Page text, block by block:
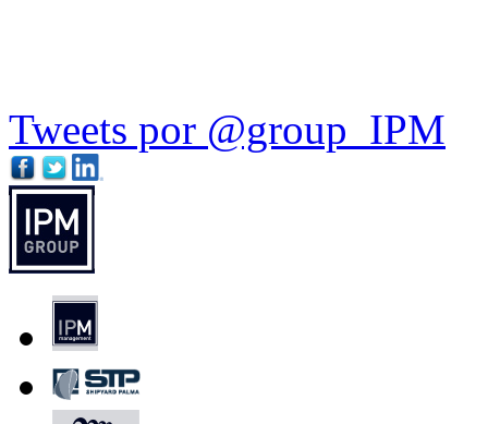
Tweets por @group_IPM